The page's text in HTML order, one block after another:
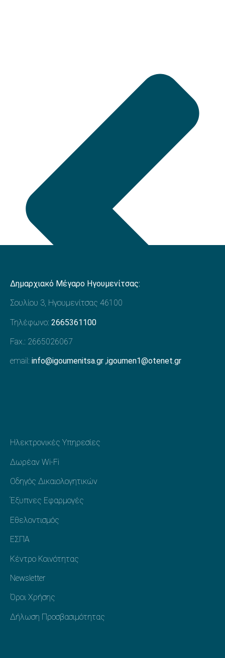
Επόμενο
Δημαρχιακό Μέγαρο Ηγουμενίτσας:
Σουλίου 3, Ηγουμενίτσας 46100
Τηλέφωνο: 2665361100
Fax.: 2665026067
email: info@igoumenitsa.gr ,igoumen1@otenet.gr
Ηλεκτρονικές Υπηρεσίες
Δωρέαν Wi-Fi
Οδηγός Δικαιολογητικών
Έξυπνες Εφαρμογές
Εθελοντισμός
ΕΣΠΑ
Κέντρο Κοινότητας
Newsletter
Όροι Χρήσης
Δήλωση Προσβασιμότητας